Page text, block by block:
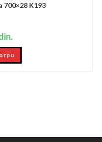
700×28 K193